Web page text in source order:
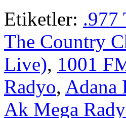
Etiketler: .977
The Country
Live), 1001
Radyo, Adana
Ak Mega